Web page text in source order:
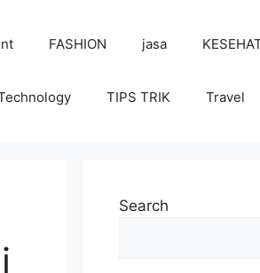
FASHION jasa
TIPS TRIK Travel
Search